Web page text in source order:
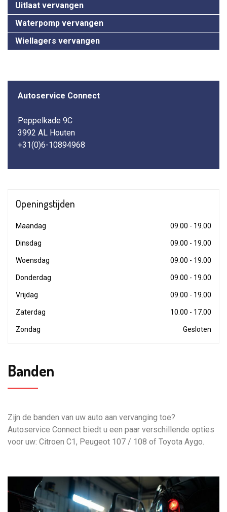
Uitlaat vervangen
Waterpomp vervangen
Wiellagers vervangen
Autoservice Connect
Peppelkade 9C
3992 AL Houten
+31(0)6-10894968
Openingstijden
Maandag 09.00 - 19.00
Dinsdag 09.00 - 19.00
Woensdag 09.00 - 19.00
Donderdag 09.00 - 19.00
Vrijdag 09.00 - 19.00
Zaterdag 10.00 - 17.00
Zondag Gesloten
Banden
Zijn de banden van uw auto aan vervanging toe?
Autoservice Connect biedt u een paar verschillende opties
voor uw: Citroen C1, Peugeot 107 / 108 of Toyota Aygo.